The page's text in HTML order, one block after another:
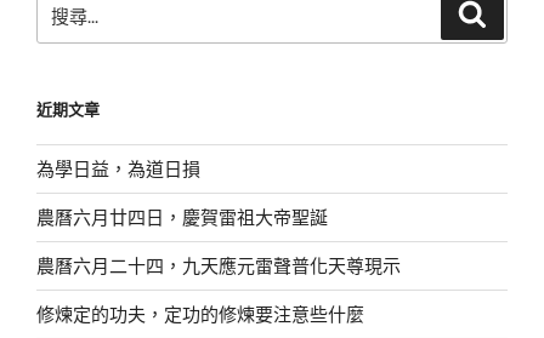
尋
字:
近期文章
為學日益，為道日損
農曆六月廿四日，慶賀雷祖大帝聖誕
農曆六月二十四，九天應元雷聲普化天尊現示
修煉定的功夫，定功的修煉要注意些什麼